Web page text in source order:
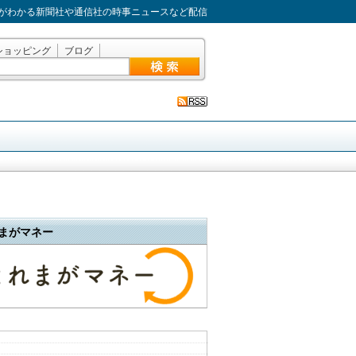
わかる新聞社や通信社の時事ニュースなど配信
ョッピング ブログ
がマネー